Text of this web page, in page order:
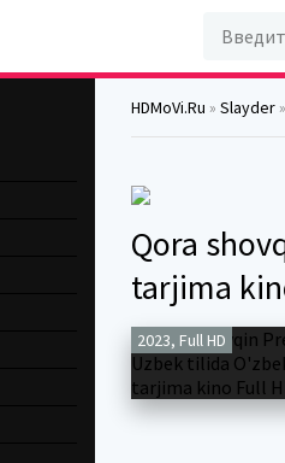
HDMoVi.Ru » Slayder
Qora
tarjima
2023, Full HD